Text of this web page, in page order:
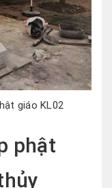
giáo KL02
phật